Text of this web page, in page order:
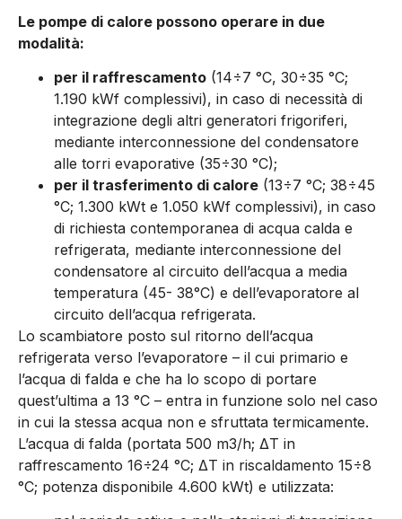
Le pompe di calore possono operare in due
modalità:
per il raffrescamento (14÷7 °C, 30÷35 °C;
1.190 kWf complessivi), in caso di necessità di
integrazione degli altri generatori frigoriferi,
mediante interconnessione del condensatore
alle torri evaporative (35÷30 °C);
per il trasferimento di calore (13÷7 °C; 38÷45
°C; 1.300 kWt e 1.050 kWf complessivi), in caso
di richiesta contemporanea di acqua calda e
refrigerata, mediante interconnessione del
condensatore al circuito dell’acqua a media
temperatura (45- 38°C) e dell’evaporatore al
circuito dell’acqua refrigerata.
Lo scambiatore posto sul ritorno dell’acqua
refrigerata verso l’evaporatore – il cui primario e
l’acqua di falda e che ha lo scopo di portare
quest’ultima a 13 °C – entra in funzione solo nel caso
in cui la stessa acqua non e sfruttata termicamente.
L’acqua di falda (portata 500 m3/h; ΔT in
raffrescamento 16÷24 °C; ΔT in riscaldamento 15÷8
°C; potenza disponibile 4.600 kWt) e utilizzata: